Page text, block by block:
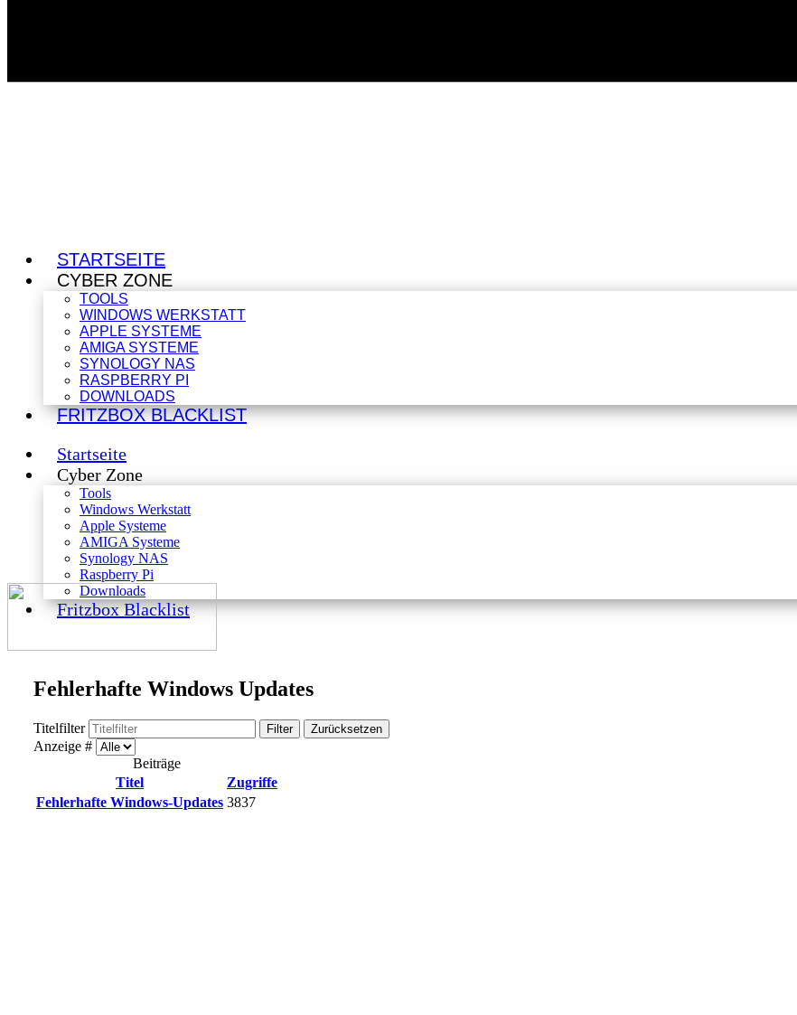
STARTSEITE
CYBER ZONE
TOOLS
WINDOWS WERKSTATT
APPLE SYSTEME
AMIGA SYSTEME
SYNOLOGY NAS
RASPBERRY PI
DOWNLOADS
FRITZBOX BLACKLIST
Startseite
Cyber Zone
Tools
Windows Werkstatt
Apple Systeme
AMIGA Systeme
Synology NAS
Raspberry Pi
Downloads
Fritzbox Blacklist
Fehlerhafte Windows Updates
Titelfilter Filter Zurücksetzen
Anzeige #
Beiträge
Titel
Zugriffe
Fehlerhafte Windows-Updates 3837